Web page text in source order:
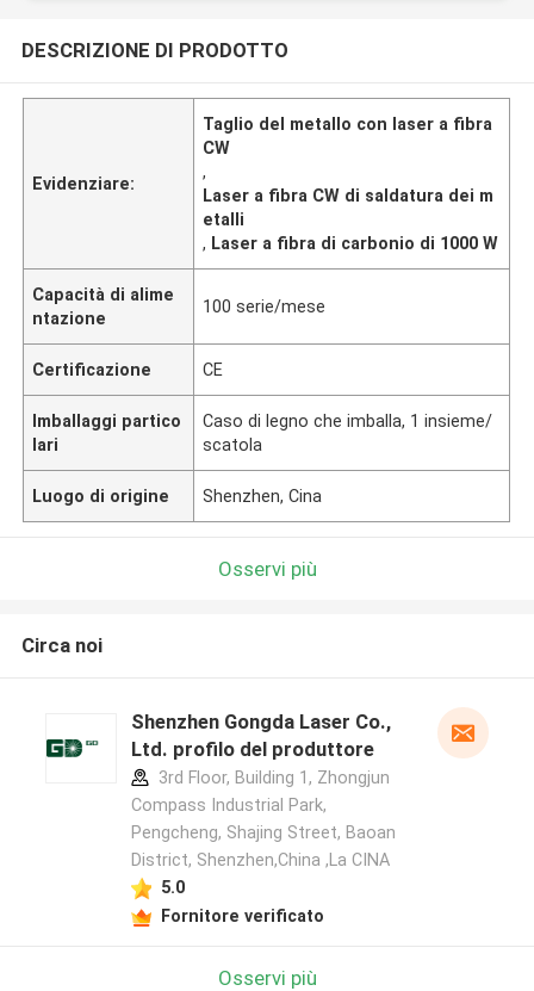
DESCRIZIONE DI PRODOTTO
Evidenziare:
Taglio del metallo con laser a fibra
CW
,
Laser a fibra CW di saldatura dei m
etalli
, Laser a fibra di carbonio di 1000 W
Capacità di alime
ntazione
100 serie/mese
Certificazione CE
Imballaggi partico
lari
Caso di legno che imballa, 1 insieme/
scatola
Luogo di origine Shenzhen, Cina
Osservi più
Circa noi
Shenzhen Gongda Laser Co.,
Ltd. profilo del produttore
3rd Floor, Building 1, Zhongjun
Compass Industrial Park,
Pengcheng, Shajing Street, Baoan
District, Shenzhen,China ,La CINA
5.0
Fornitore verificato
Osservi più